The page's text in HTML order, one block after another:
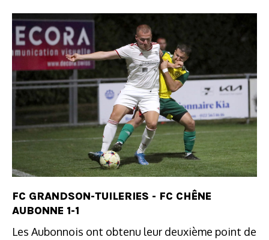
FC GRANDSON-TUILERIES - FC CHÊNE
AUBONNE 1-1
Les Aubonnois ont obtenu leur deuxième point de